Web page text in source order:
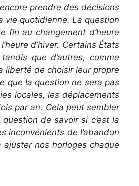
prendre des décisions
vie quotidienne. La question
fin au changement d’heure
d’hiver. Certains États
que d’autres, comme
liberté de choisir leur propre
que la question ne sera pas
locales, les déplacements
par an. Cela peut sembler
de savoir si c’est la
inconvénients de l’abandon
nos horloges chaque